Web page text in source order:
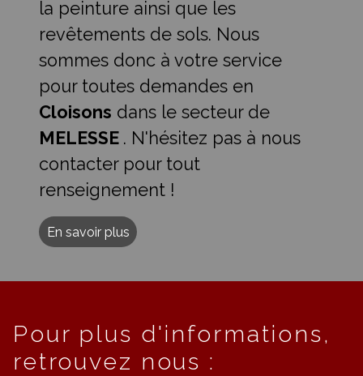
la peinture ainsi que les
revêtements de sols. Nous
sommes donc à votre service
pour toutes demandes en
Cloisons dans le secteur de
MELESSE . N'hésitez pas à nous
contacter pour tout
renseignement !
En savoir plus
Pour plus d'informations,
retrouvez nous :